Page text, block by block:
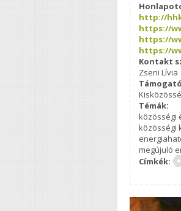
http://
https://
https://
https://
Kontakt
Zseni Lívia
Témák:
közösségi
közösségi
megújuló
Címkék: